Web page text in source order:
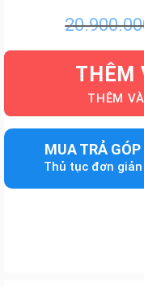
THÊM
MUA TRẢ GÓP